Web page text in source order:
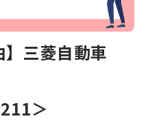
】三菱自動車
＞